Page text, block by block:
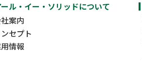
ル・イー・ソリッドについて
案内
セプト
情報